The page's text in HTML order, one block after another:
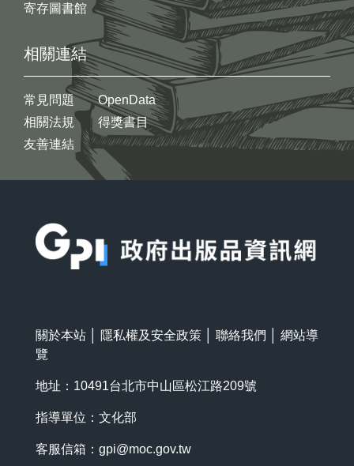
寄存圖書館
相關連結
常見問題
相關法規
友善連結
OpenData
得獎書目
關於本站 隱私權及安全政策 聯絡我們
網站導
覽
地址：10491台北市中山區松江路209號
指導單位：文化部
客服信箱： gpi@moc.gov.tw